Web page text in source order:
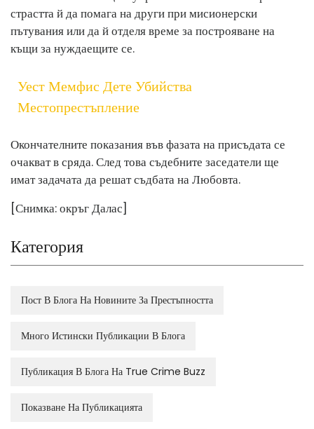
страстта й да помага на други при мисионерски
пътувания или да й отделя време за построяване на
къщи за нуждаещите се.
Уест Мемфис Дете Убийства
Местопрестъпление
Окончателните показания във фазата на присъдата се
очакват в сряда. След това съдебните заседатели ще
имат задачата да решат съдбата на Любовта.
[Снимка: окръг Далас]
Категория
Пост В Блога На Новините За Престъпността
Много Истински Публикации В Блога
Публикация В Блога На True Crime Buzz
Показване На Публикацията